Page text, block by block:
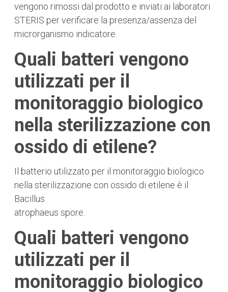
vengono rimossi dal prodotto e inviati ai laboratori
STERIS per verificare la presenza/assenza del
microrganismo indicatore.
Quali batteri vengono
utilizzati per il
monitoraggio biologico
nella sterilizzazione con
ossido di etilene?
Il batterio utilizzato per il monitoraggio biologico
nella sterilizzazione con ossido di etilene è il
Bacillus
atrophaeus spore.
Quali batteri vengono
utilizzati per il
monitoraggio biologico